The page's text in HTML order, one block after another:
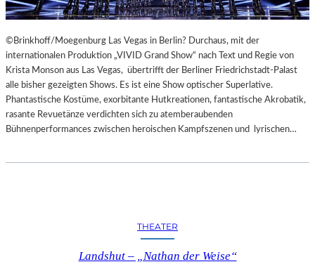
©Brinkhoff/Moegenburg Las Vegas in Berlin? Durchaus, mit der
internationalen Produktion „VIVID Grand Show“ nach Text und Regie von
Krista Monson aus Las Vegas, übertrifft der Berliner Friedrichstadt-Palast
alle bisher gezeigten Shows. Es ist eine Show optischer Superlative.
Phantastische Kostüme, exorbitante Hutkreationen, fantastische Akrobatik,
rasante Revuetänze verdichten sich zu atemberaubenden
Bühnenperformances zwischen heroischen Kampfszenen und lyrischen…
THEATER
Landshut – „Nathan der Weise“